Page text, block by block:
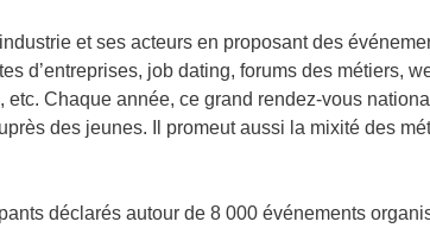
et ses acteurs en proposant des
d’entreprises, job dating, forums des métiers,
Chaque année, ce grand rendez-vous
des jeunes. Il promeut aussi la mixité des
déclarés autour de 8 000 événements